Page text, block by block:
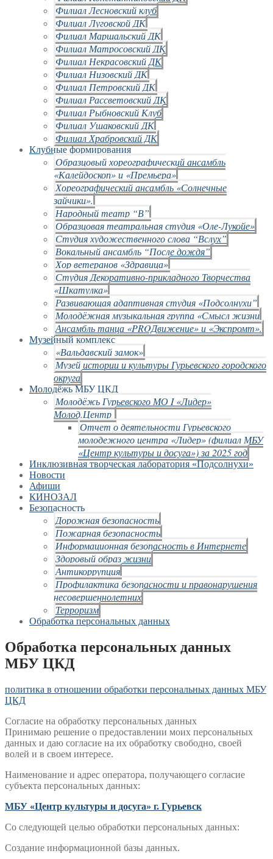
Филиал Лесновский клуб
Филиал Луговской ДК
Филиал Маршальский ДК
Филиал Матросовский ДК
Филиал Некрасовский ДК
Филиал Низовский ДК
Филиал Петровский ДК
Филиал Рассветовский ДК
Филиал Рыбновский Клуб
Филиал Ушаковский ДК
Филиал Храбровский ДК
Клубные формирования
Образцовый хореографический ансамбль
«Калейдоскоп» и «Премьера»
Хореографический ансамбль «Солнечные
зайчики».
Народный театр “В”
Образцовая театральная студия «Оле-Лукойе»
Студия художественного слова “Вслух”
Вокальный ансамбль “После дождя”
Хор ветеранов «Здравица»
Студия Декоративно-прикладного Творчества
«Шкатулка»
Развивающая адаптивная студия «Подсолнухи”
Молодёжная музыкальная группа «Смысл жизни
Ансамбль танца «PROДвижение» и «Экспромт».
Музейный комплекс
«Вальдавский замок»
Музей истории и культуры Гурьевского городского
округа
Молодёжь МБУ ЦКД
Молодёжь Гурьевского МО I «Лидер»
Молод.Центр
Отчет о деятельности Гурьевского
молодежного центра «Лидер» (филиал МБУ
«Центр культуры и досуга») за 2025 год
Инклюзивная творческая лаборатория «Подсолнухи»
Новости
Афиши
КИНОЗАЛ
Безопасность
Дорожная безопасность
Пожарная безопасность
Информационная безопасность в Интернете
Здоровый образ жизни
Антикоррупция
Профилактика безопасности и правонарушения
несовершеннолетних
Терроризм
Обработка персональных данных
Обработка персональных данных
МБУ ЦКД
политика в отношении обработки персональных данных МБУ
ЦКД
Согласие на обработку персональных данных
Принимаю решение о предоставлении моих персональных
данных и даю согласие на их обработку свободно, своей
волей и в своем интересе.
Наименование и адрес оператора, получающего согласие
субъекта персональных данных:
МБУ «Центр культуры и досуга» г. Гурьевск
Со следующей целью обработки персональных данных:
Создание информационной базы данных.